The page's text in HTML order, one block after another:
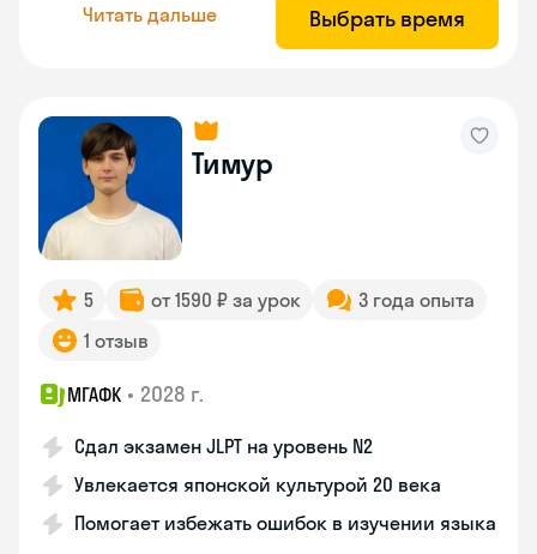
Читать дальше Выбрать время
Тимур
5 от 1590 ₽ за урок
3 года опыта
1 отзыв
МГАФК • 2028 г.
Сдал экзамен JLPT на уровень N2
Увлекается японской культурой 20 века
Помогает избежать ошибок в изучении языка